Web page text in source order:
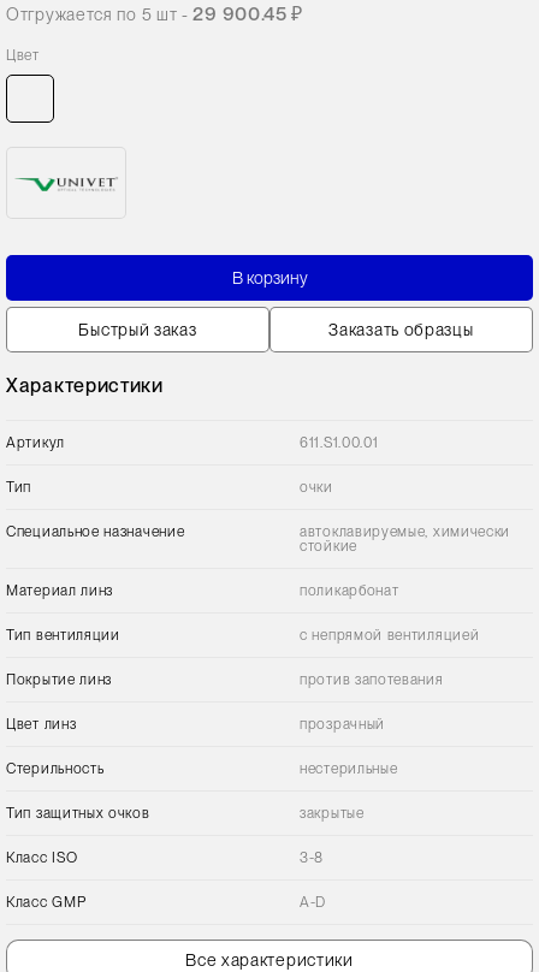
Отгружается по 5 шт -29 900.45 ₽
Цвет
В корзину
Быстрый заказ Заказать образцы
Характеристики
Артикул 611.S1.00.01
Тип очки
Специальное назначение
автоклавируемые, химически
стойкие
Материал линз поликарбонат
Тип вентиляции с непрямой вентиляцией
Покрытие линз против запотевания
Цвет линз прозрачный
Стерильность нестерильные
Тип защитных очков закрытые
Класс ISO 3-8
Класс GMP A-D
Все характеристики